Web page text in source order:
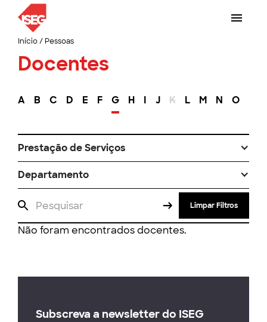
Início/ Pessoas
Docentes
A B C D E F G H I J K L M N O
Prestação de Serviços
Departamento
Limpar Filtros
Não foram encontrados docentes.
Subscreva a newsletter do ISEG